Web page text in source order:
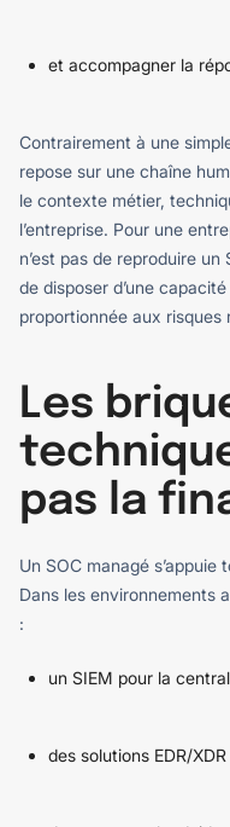
et accompagner la
Contrairement à une
repose sur une chaîne
le contexte métier,
l’entreprise. Pour une
n’est pas de reproduire
de disposer d’une
proportionnée aux risques
Les
pas la
Un SOC managé
Dans les environnements
:
un SIEM pour la
des solutions EDR/